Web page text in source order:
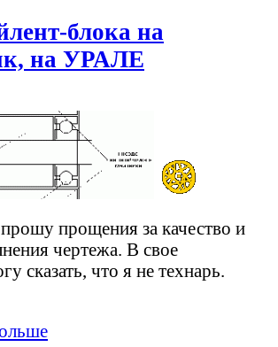
блока на
на УРАЛЕ
прощения за качество и
чертежа. В свое
сказать, что я не технарь.